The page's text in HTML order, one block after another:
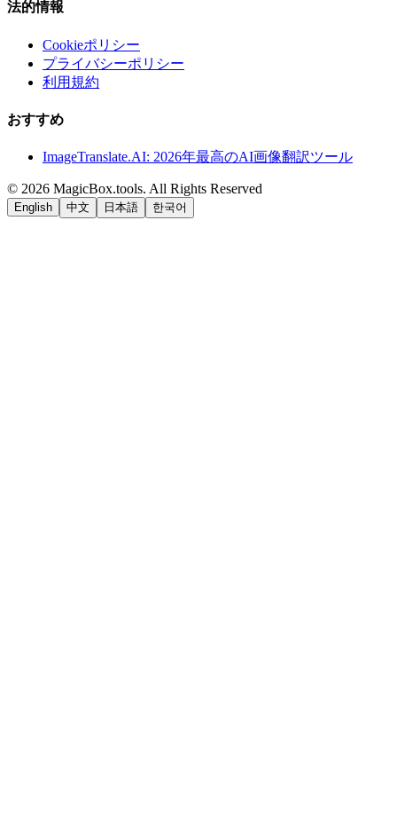
法的情報
Cookieポリシー
プライバシーポリシー
利用規約
おすすめ
ImageTranslate.AI: 2026年最高のAI画像翻訳ツール
© 2026 MagicBox.tools. All Rights Reserved
English 中文 日本語 한국어